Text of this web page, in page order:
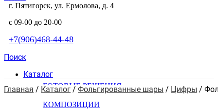
г. Пятигорск, ул. Ермолова, д. 4
с 09-00 до 20-00
+7(906)468-44-48
Поиск
Каталог
ГОТОВЫЕ РЕШЕНИЯ
КОМПОЗИЦИИ
Главная / Каталог / Фольгированные шары / Цифры /